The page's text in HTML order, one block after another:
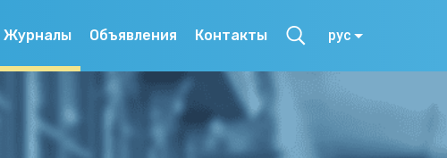
Журналы Объявления Контакты рус